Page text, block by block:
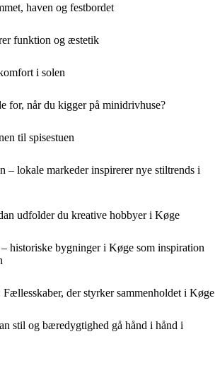
haven og festbordet
funktion og æstetik
i solen
for, når du kigger på minidrivhuse?
til spisestuen
– lokale markeder inspirerer nye stiltrends i
udfolder du kreative hobbyer i Køge
historiske bygninger i Køge som inspiration
der styrker sammenholdet i Køge
stil og bæredygtighed gå hånd i hånd i